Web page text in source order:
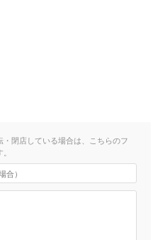
閉店している場合は、こちらのフ